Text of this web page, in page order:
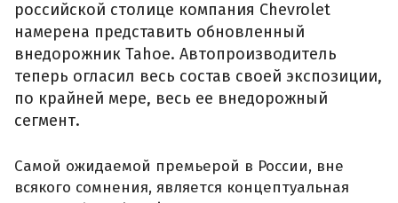
российской столице компания Chevrolet
намерена представить обновленный
внедорожник Tahoe. Автопроизводитель
теперь огласил весь состав своей экспозиции,
по крайней мере, весь ее внедорожный
сегмент.
Самой ожидаемой премьерой в России, вне
всякого сомнения, является концептуальная